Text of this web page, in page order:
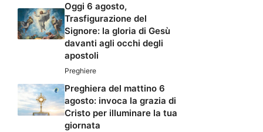
Oggi 6 agosto,
Trasfigurazione del
Signore: la gloria di Gesù
davanti agli occhi degli
apostoli
Preghiere
Preghiera del mattino 6
agosto: invoca la grazia di
Cristo per illuminare la tua
giornata